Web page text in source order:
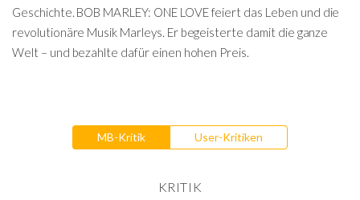
Geschichte. BOB MARLEY: ONE LOVE feiert das Leben und die
revolutionäre Musik Marleys. Er begeisterte damit die ganze
Welt – und bezahlte dafür einen hohen Preis.
MB-Kritik User-Kritiken
KRITIK